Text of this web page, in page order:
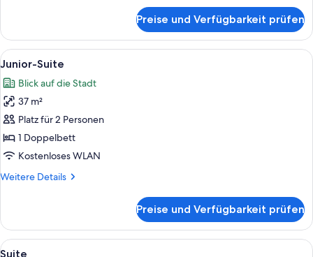
Doppelzimmer
Preise und Verfügbarkeit prüfen
Alle
Fotos
für
Junior-
Suite
anzeigen
Ein Zimmer mit einem blauen Sofa,
5
Junior-Suite
Blick auf die Stadt
37 m²
Platz für 2 Personen
1 Doppelbett
Kostenloses WLAN
Weitere Details
Weitere
Suite
Preise und Verfügbarkeit prüfen
Alle
Ein Hotelzimmer mit einem Bett,
6
Suite